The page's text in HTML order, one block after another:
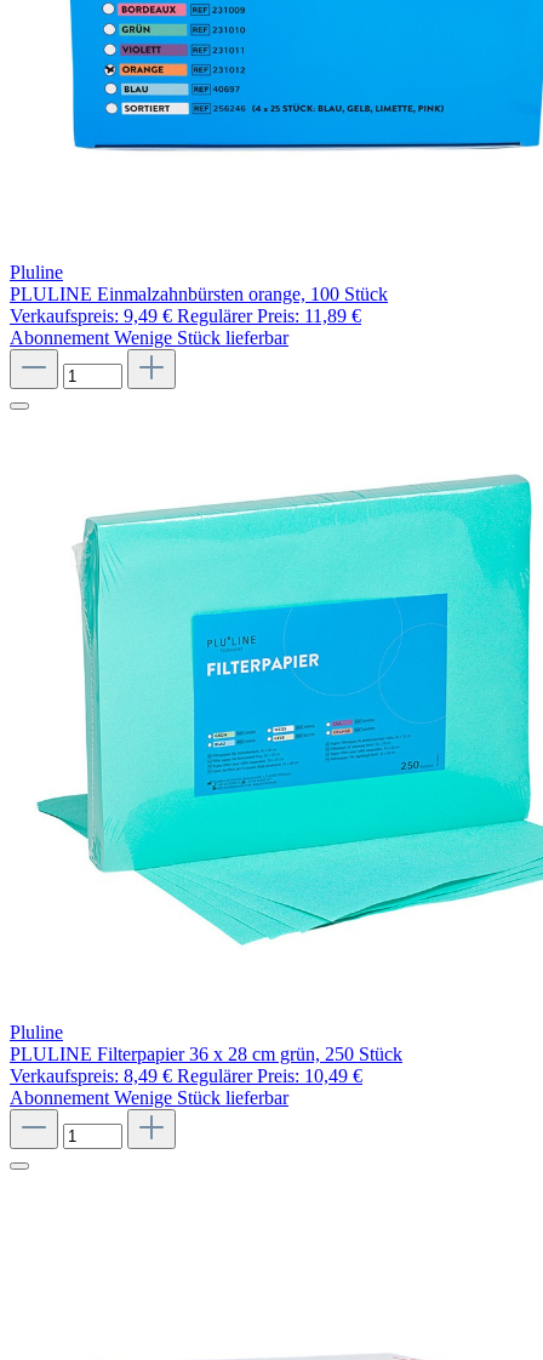
Pluline
PLULINE Einmalzahnbürsten orange, 100 Stück
Verkaufspreis: 9,49 € Regulärer Preis: 11,89 €
Abonnement Wenige Stück lieferbar
Pluline
PLULINE Filterpapier 36 x 28 cm grün, 250 Stück
Verkaufspreis: 8,49 € Regulärer Preis: 10,49 €
Abonnement Wenige Stück lieferbar